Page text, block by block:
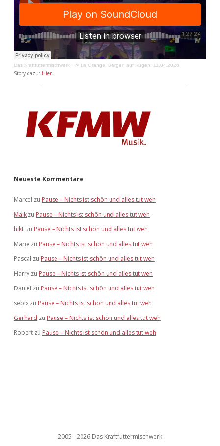
Das Kraftfuttermischwerk · @ La Grange, Bergen auf Rügen, 11.04.2026
Story dazu: Hier
Neueste Kommentare
Marcel zu Pause – Nichts ist schön und alles tut weh
Maik zu Pause – Nichts ist schön und alles tut weh
hikE zu Pause – Nichts ist schön und alles tut weh
Marie zu Pause – Nichts ist schön und alles tut weh
Pascal zu Pause – Nichts ist schön und alles tut weh
Harry zu Pause – Nichts ist schön und alles tut weh
Daniel zu Pause – Nichts ist schön und alles tut weh
sebix zu Pause – Nichts ist schön und alles tut weh
Gerhard zu Pause – Nichts ist schön und alles tut weh
Robert zu Pause – Nichts ist schön und alles tut weh
2005 - 2026 Das Kraftfuttermischwerk